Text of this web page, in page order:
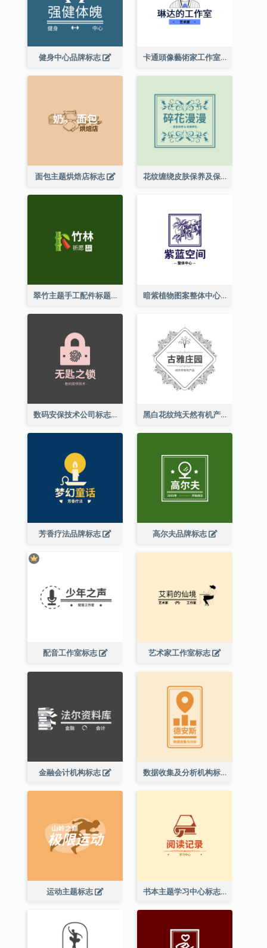
健身中心品牌标志 卡通頭像藝術家工作室標誌
面包主题烘焙店标志 花纹缠绕皮肤保养及保健养生标志设计
翠竹主题手工配件标题 暗紫植物图案整体中心标志
数码安保技术公司标志 黑白花纹纯天然有机产品标志
芳香疗法品牌标志 高尔夫品牌标志
配音工作室标志 艺术家工作室标志
金融会计机构标志 数据收集及分析机构标志
运动主题标志 书本主题学习中心标志